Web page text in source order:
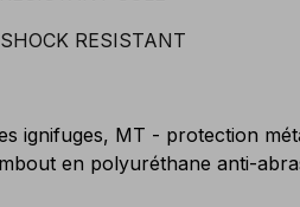
ignifuges, MT - protection
en polyuréthane anti-